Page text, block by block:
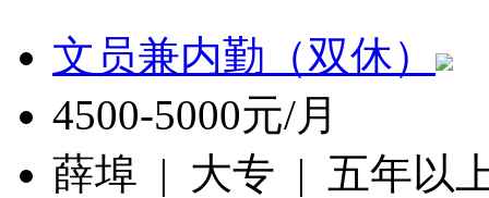
文员兼内勤（双休）
4500-5000元/月
薛埠 | 大专 | 五年以